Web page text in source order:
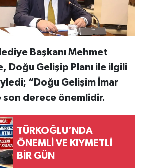
Başkanı Mehmet
Doğu Gelişip Planı ile ilgili
“Doğu Gelişim İmar
son derece önemlidir.
TÜRKOĞLU’NDA
ÖNEMLİ VE KIYMETLİ
BİR GÜN